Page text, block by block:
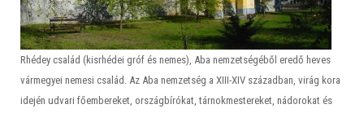
Rhédey család (kisrhédei gróf és nemes), Aba nemzetségéből eredő heves
vármegyei nemesi család. Az Aba nemzetség a XIII-XIV században, virág kora
idején udvari főembereket, országbírókat, tárnokmestereket, nádorokat és